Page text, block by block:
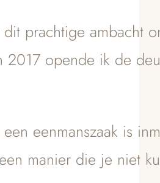
prachtige ambacht
2017 opende ik de
eenmanszaak is
manier die je niet